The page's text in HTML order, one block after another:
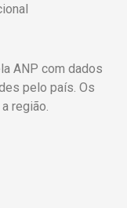
ANP com dados
pelo país. Os
região.